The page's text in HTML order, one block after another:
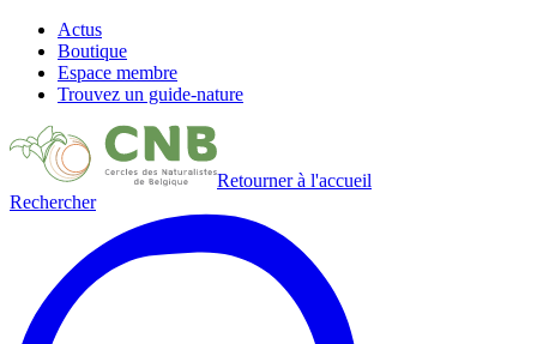
Actus
Boutique
Espace membre
Trouvez un guide-nature
Retourner à l'accueil
Rechercher